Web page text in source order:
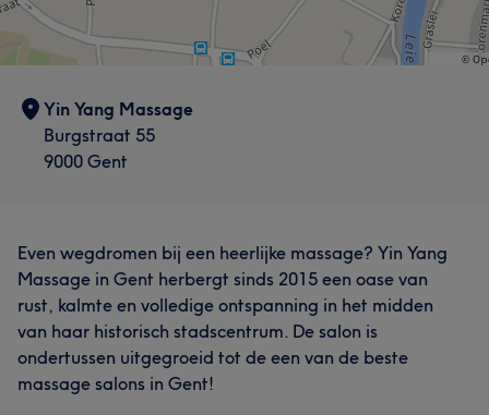
Yin Yang Massage
Burgstraat 55
9000 Gent
Even wegdromen bij een heerlijke massage? Yin Yang
Massage in Gent herbergt sinds 2015 een oase van
rust, kalmte en volledige ontspanning in het midden
van haar historisch stadscentrum. De salon is
ondertussen uitgegroeid tot de een van de beste
massage salons in Gent!